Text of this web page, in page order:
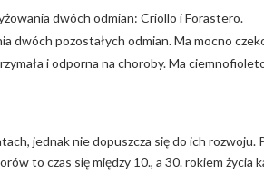
dwóch odmian: Criollo i Forastero.
dwóch pozostałych odmian. Ma mocno
i odporna na choroby. Ma
jednak nie dopuszcza się do ich rozwoju.
to czas się między 10., a 30. rokiem życia